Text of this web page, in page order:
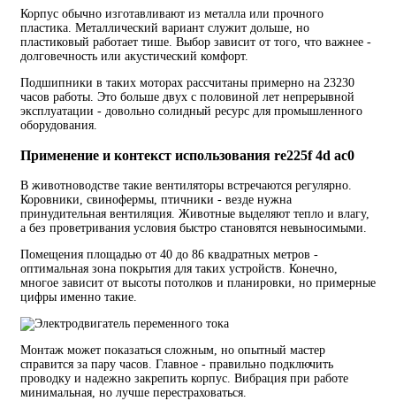
Корпус обычно изготавливают из металла или прочного
пластика. Металлический вариант служит дольше, но
пластиковый работает тише. Выбор зависит от того, что важнее -
долговечность или акустический комфорт.
Подшипники в таких моторах рассчитаны примерно на 23230
часов работы. Это больше двух с половиной лет непрерывной
эксплуатации - довольно солидный ресурс для промышленного
оборудования.
Применение и контекст использования re225f 4d ac0
В животноводстве такие вентиляторы встречаются регулярно.
Коровники, свинофермы, птичники - везде нужна
принудительная вентиляция. Животные выделяют тепло и влагу,
а без проветривания условия быстро становятся невыносимыми.
Помещения площадью от 40 до 86 квадратных метров -
оптимальная зона покрытия для таких устройств. Конечно,
многое зависит от высоты потолков и планировки, но примерные
цифры именно такие.
Монтаж может показаться сложным, но опытный мастер
справится за пару часов. Главное - правильно подключить
проводку и надежно закрепить корпус. Вибрация при работе
минимальная, но лучше перестраховаться.